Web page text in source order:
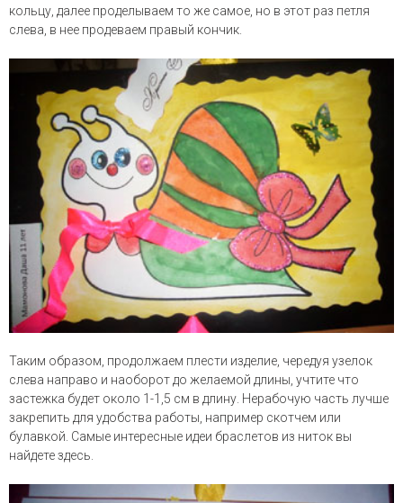
кольцу, далее проделываем то же самое, но в этот раз петля
слева, в нее продеваем правый кончик.
Таким образом, продолжаем плести изделие, чередуя узелок
слева направо и наоборот до желаемой длины, учтите что
застежка будет около 1-1,5 см в длину. Нерабочую часть лучше
закрепить для удобства работы, например скотчем или
булавкой. Самые интересные идеи браслетов из ниток вы
найдете здесь.